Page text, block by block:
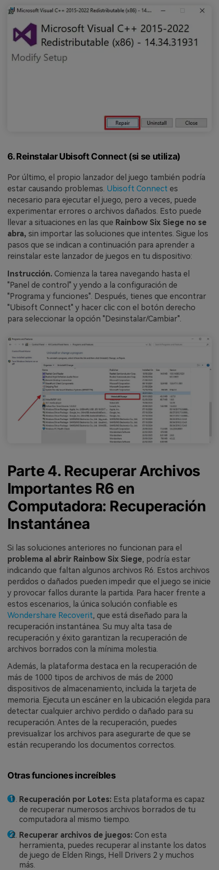
6. Reinstalar Ubisoft Connect (si se utiliza)
Por último, el propio lanzador del juego también podría
estar causando problemas. Ubisoft Connect es
necesario para ejecutar el juego, pero a veces, puede
experimentar errores o archivos dañados. Esto puede
llevar a situaciones en las que Rainbow Six Siege no se
abra, sin importar las soluciones que intentes. Sigue los
pasos que se indican a continuación para aprender a
reinstalar este lanzador de juegos en tu dispositivo:
Instrucción. Comienza la tarea navegando hasta el
"Panel de control" y yendo a la configuración de
"Programa y funciones". Después, tienes que encontrar
"Ubisoft Connect" y hacer clic con el botón derecho
para seleccionar la opción "Desinstalar/Cambiar".
Parte 4. Recuperar Archivos
Importantes R6 en
Computadora: Recuperación
Instantánea
Si las soluciones anteriores no funcionan para el
problema al abrir Rainbow Six Siege, podría estar
indicando que faltan algunos archivos R6. Estos archivos
perdidos o dañados pueden impedir que el juego se inicie
y provocar fallos durante la partida. Para hacer frente a
estos escenarios, la única solución confiable es
Wondershare Recoverit, que está diseñado para la
recuperación instantánea. Su muy alta tasa de
recuperación y éxito garantizan la recuperación de
archivos borrados con la mínima molestia.
Además, la plataforma destaca en la recuperación de
más de 1000 tipos de archivos de más de 2000
dispositivos de almacenamiento, incluida la tarjeta de
memoria. Ejecuta un escáner en la ubicación elegida para
detectar cualquier archivo perdido o dañado para su
recuperación. Antes de la recuperación, puedes
previsualizar los archivos para asegurarte de que se
están recuperando los documentos correctos.
Otras funciones increíbles
Recuperación por Lotes: Esta plataforma es capaz
de recuperar numerosos archivos borrados de tu
computadora al mismo tiempo.
Recuperar archivos de juegos: Con esta
herramienta, puedes recuperar al instante los datos
de juego de Elden Rings, Hell Drivers 2 y muchos
más.